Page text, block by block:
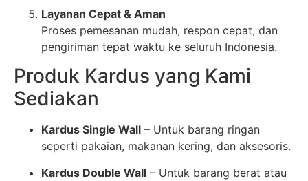
Layanan Cepat & Aman
Proses pemesanan mudah, respon cepat, dan
pengiriman tepat waktu ke seluruh Indonesia.
Produk Kardus yang Kami
Sediakan
Kardus Single Wall – Untuk barang ringan
seperti pakaian, makanan kering, dan aksesoris.
Kardus Double Wall – Untuk barang berat atau